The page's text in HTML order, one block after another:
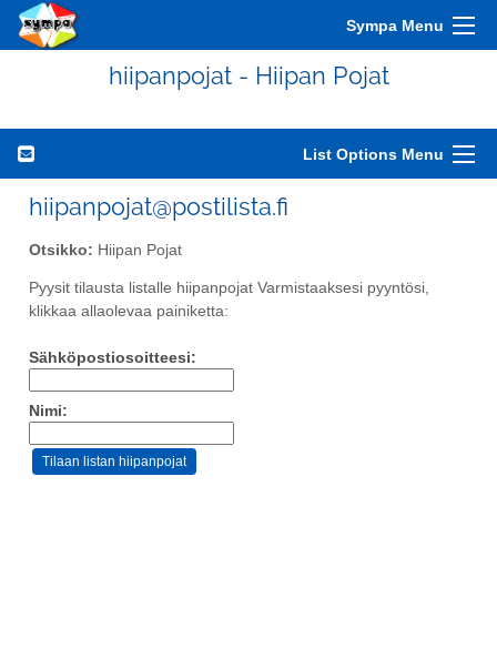
Sympa Menu
hiipanpojat - Hiipan Pojat
List Options Menu
hiipanpojat@postilista.fi
Otsikko: Hiipan Pojat
Pyysit tilausta listalle hiipanpojat Varmistaaksesi pyyntösi,
klikkaa allaolevaa painiketta:
Sähköpostiosoitteesi:
Nimi: